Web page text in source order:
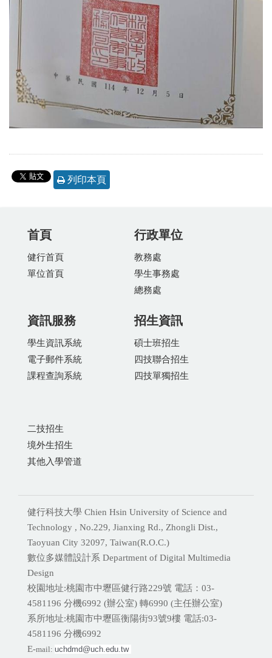
列印本頁
首頁
健行首頁
單位首頁
行政單位
教務處
學生事務處
總務處
資訊服務
學生資訊系統
電子郵件系統
課程查詢系統
招生資訊
碩士班招生
四技聯合招生
四技單獨招生
二技招生
境外生招生
其他入學管道
健行科技大學 Chien Hsin University of Science and
Technology , No.229, Jianxing Rd., Zhongli Dist.,
Taoyuan City 32097, Taiwan(R.O.C.)
數位多媒體設計系 Department of Digital Multimedia
Design
校園地址:桃園市中壢區健行路229號 電話：03-
4581196 分機6992 (辦公室) 轉6990 (主任辦公室)
系所地址:桃園市中壢區衡陽街93號9樓 電話:03-
4581196 分機6992
E-mail: uchdmd@uch.edu.tw